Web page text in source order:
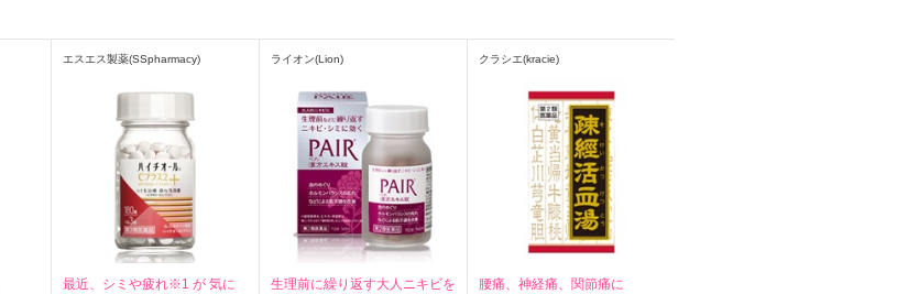
エスエス製薬(SSpharmacy)
最近、シミや疲れ※1 が 気に
ライオン(Lion)
生理前に繰り返す大人ニキビを
クラシエ(kracie)
腰痛、神経痛、関節痛に